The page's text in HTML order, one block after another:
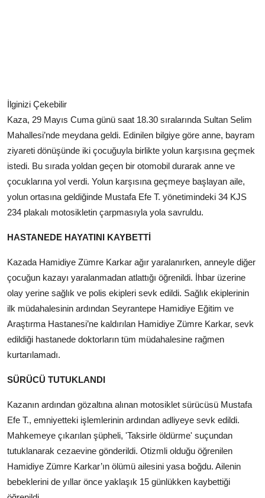
İlginizi Çekebilir
Kaza, 29 Mayıs Cuma günü saat 18.30 sıralarında Sultan Selim
Mahallesi’nde meydana geldi. Edinilen bilgiye göre anne, bayram
ziyareti dönüşünde iki çocuğuyla birlikte yolun karşısına geçmek
istedi. Bu sırada yoldan geçen bir otomobil durarak anne ve
çocuklarına yol verdi. Yolun karşısına geçmeye başlayan aile,
yolun ortasına geldiğinde Mustafa Efe T. yönetimindeki 34 KJS
234 plakalı motosikletin çarpmasıyla yola savruldu.
HASTANEDE HAYATINI KAYBETTİ
Kazada Hamidiye Zümre Karkar ağır yaralanırken, anneyle diğer
çocuğun kazayı yaralanmadan atlattığı öğrenildi. İhbar üzerine
olay yerine sağlık ve polis ekipleri sevk edildi. Sağlık ekiplerinin
ilk müdahalesinin ardından Seyrantepe Hamidiye Eğitim ve
Araştırma Hastanesi’ne kaldırılan Hamidiye Zümre Karkar, sevk
edildiği hastanede doktorların tüm müdahalesine rağmen
kurtarılamadı.
SÜRÜCÜ TUTUKLANDI
Kazanın ardından gözaltına alınan motosiklet sürücüsü Mustafa
Efe T., emniyetteki işlemlerinin ardından adliyeye sevk edildi.
Mahkemeye çıkarılan şüpheli, 'Taksirle öldürme' suçundan
tutuklanarak cezaevine gönderildi. Otizmli olduğu öğrenilen
Hamidiye Zümre Karkar’ın ölümü ailesini yasa boğdu. Ailenin
bebeklerini de yıllar önce yaklaşık 15 günlükken kaybettiği